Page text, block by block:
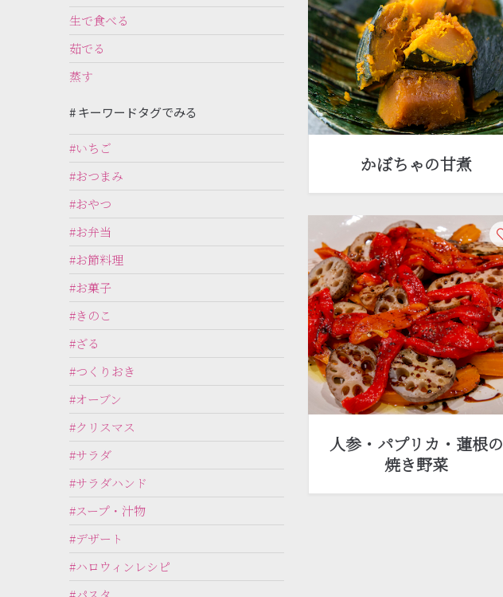
生で食べる
茹でる
蒸す
# キーワードタグでみる
#いちご
#おつまみ
#おやつ
#お弁当
#お節料理
#お菓子
#きのこ
#ざる
#つくりおき
#オーブン
#クリスマス
#サラダ
#サラダハンド
#スープ・汁物
#デザート
#ハロウィンレシピ
かぼちゃの甘煮
人参・パプリカ・蓮根の
焼き野菜